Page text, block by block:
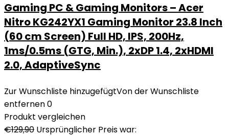
Gaming PC & Gaming Monitors – Acer
Nitro KG242YX1 Gaming Monitor 23.8 Inch
(60 cm Screen) Full HD, IPS, 200Hz,
1ms/0.5ms (GTG, Min.), 2xDP 1.4, 2xHDMI
2.0, AdaptiveSync
Zur Wunschliste hinzugefügtVon der Wunschliste
entfernen0
Produkt vergleichen
€129,90 Ursprünglicher Preis war: